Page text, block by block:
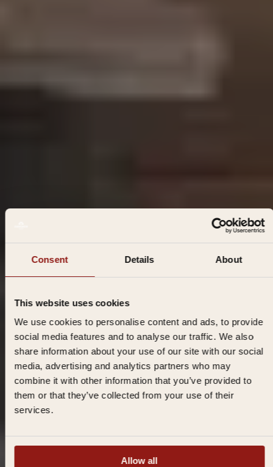
Consent Details About
This website uses cookies
We use cookies to personalise content and ads, to provide
social media features and to analyse our traffic. We also
share information about your use of our site with our social
media, advertising and analytics partners who may
combine it with other information that you’ve provided to
them or that they’ve collected from your use of their
services.
Allow all
Ontdek rust en ontmoeting in ons historische klooster. Een
unieke plek om te verblijven in het hart van de oudste stad
van Holland.
Boek direct een overnachting